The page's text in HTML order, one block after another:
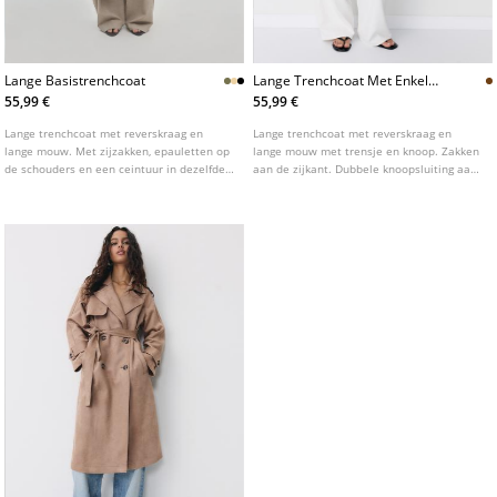
Lange Basistrenchcoat
55,99 €
Lange trenchcoat met reverskraag en
lange mouw. Met zijzakken, epauletten op
de schouders en een ceintuur in dezelfde
Lange Trenchcoat Met Enkele
Rij Knopen
55,99 €
Lange trenchcoat met reverskraag en
lange mouw met trensje en knoop. Zakken
aan de zijkant. Dubbele knoopsluiting aan